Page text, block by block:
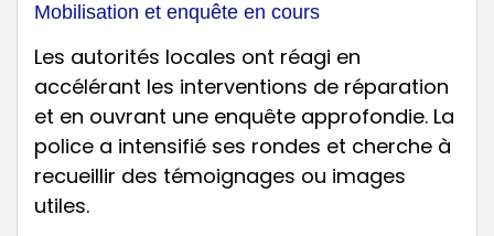
Mobilisation et enquête en cours
Les autorités locales ont réagi en
accélérant les interventions de réparation
et en ouvrant une enquête approfondie. La
police a intensifié ses rondes et cherche à
recueillir des témoignages ou images
utiles.